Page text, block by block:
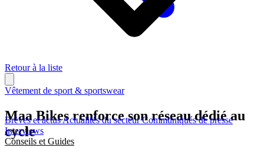
Brèves et actusActualités du secteurCommuniqués de presse
Interviews
Conseils et Guides
Retour à la liste
Vêtement de sport & sportswear
Maa Bikes renforce son réseau dédié au
cycle